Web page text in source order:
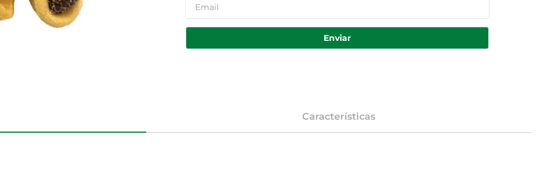
Enviar
Características